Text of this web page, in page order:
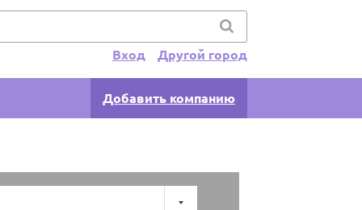
Другой город
Вход
Добавить компанию